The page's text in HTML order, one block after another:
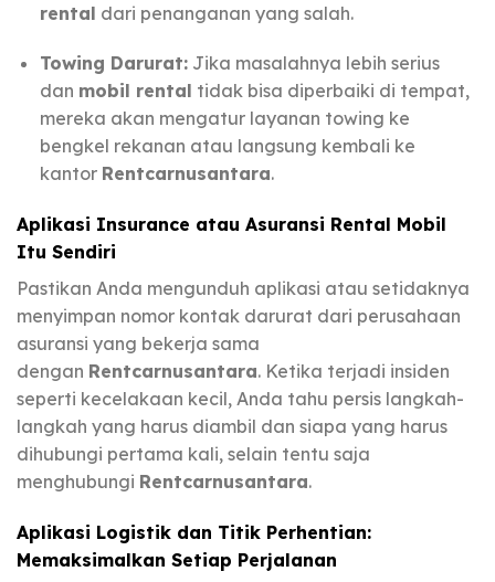
rental dari penanganan yang salah.
Towing Darurat:Jika masalahnya lebih serius
dan mobil rental tidak bisa diperbaiki di tempat,
mereka akan mengatur layanan towing ke
bengkel rekanan atau langsung kembali ke
kantor Rentcarnusantara.
Aplikasi Insurance atau Asuransi Rental Mobil
Itu Sendiri
Pastikan Anda mengunduh aplikasi atau setidaknya
menyimpan nomor kontak darurat dari perusahaan
asuransi yang bekerja sama
dengan Rentcarnusantara. Ketika terjadi insiden
seperti kecelakaan kecil, Anda tahu persis langkah-
langkah yang harus diambil dan siapa yang harus
dihubungi pertama kali, selain tentu saja
menghubungi Rentcarnusantara.
Aplikasi Logistik dan Titik Perhentian:
Memaksimalkan Setiap Perjalanan